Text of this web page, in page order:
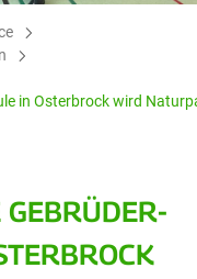
in Osterbrock wird
GEBRÜDER-